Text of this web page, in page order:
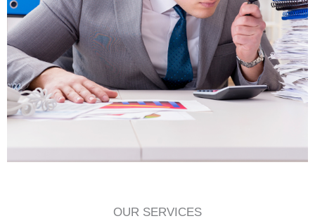
OUR SERVICES